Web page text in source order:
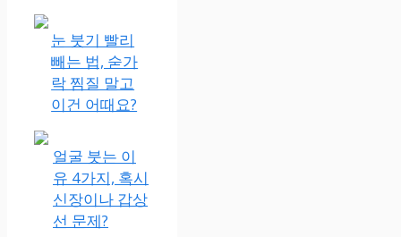
눈 붓기 빨리
빼는 법, 숟가
락 찜질 말고
이건 어때요?
얼굴 붓는 이
유 4가지, 혹시
신장이나 갑상
선 문제?